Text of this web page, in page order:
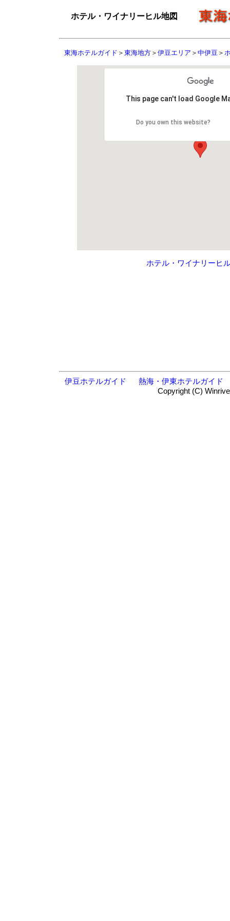
ホテル・ワイナリーヒル地図
東海ホテルガイド ＞ 東海地方 ＞ 伊豆エリア ＞ 中伊豆 ＞
This page can't load Google
Do you own this website?
ホテル・ワイナリーヒ
伊豆ホテルガイド
熱海・伊東ホテルガイド
Copyright (C)